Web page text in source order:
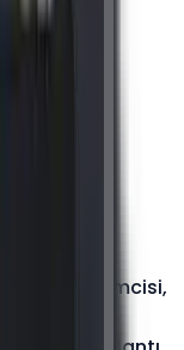
J6412 işlemcisi,
yüksek